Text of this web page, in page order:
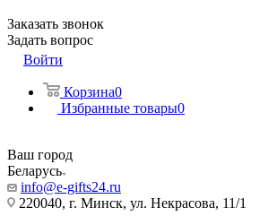
Заказать звонок
Задать вопрос
Войти
Корзина0
Избранные товары0
Ваш город
Беларусь
info@e-gifts24.ru
220040, г. Минск, ул. Некрасова, 11/1